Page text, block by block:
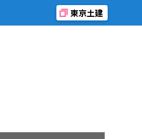
東京土建